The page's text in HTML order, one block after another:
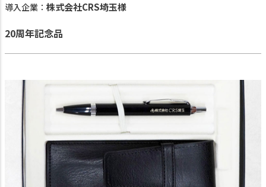
導入企業： 株式会社CRS埼玉様
20周年記念品